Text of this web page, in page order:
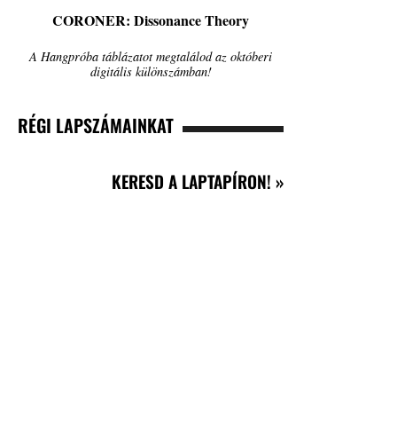
CORONER: Dissonance Theory
A Hangpróba táblázatot megtalálod az októberi
digitális különszámban!
RÉGI LAPSZÁMAINKAT
KERESD A LAPTAPÍRON! »